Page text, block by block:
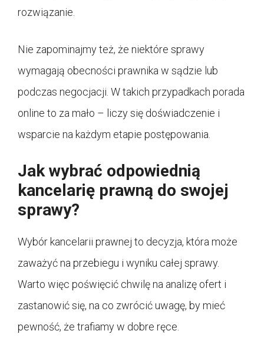
rozwiązanie.
Nie zapominajmy też, że niektóre sprawy
wymagają obecności prawnika w sądzie lub
podczas negocjacji. W takich przypadkach porada
online to za mało – liczy się doświadczenie i
wsparcie na każdym etapie postępowania.
Jak wybrać odpowiednią
kancelarię prawną do swojej
sprawy?
Wybór kancelarii prawnej to decyzja, która może
zaważyć na przebiegu i wyniku całej sprawy.
Warto więc poświęcić chwilę na analizę ofert i
zastanowić się, na co zwrócić uwagę, by mieć
pewność, że trafiamy w dobre ręce.